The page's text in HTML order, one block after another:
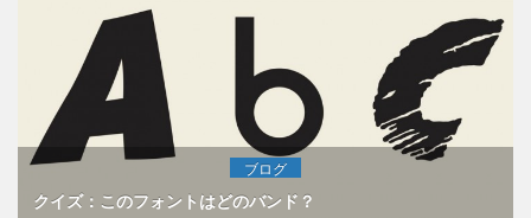
ブログ
クイズ：このフォントはどのバンド？